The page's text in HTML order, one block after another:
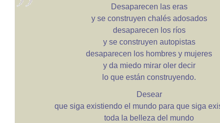
Desaparecen las eras
y se construyen chalés adosados
desaparecen los ríos
y se construyen autopistas
desaparecen los hombres y mujeres
y da miedo mirar oler decir
lo que están construyendo.
Desear
que siga existiendo el mundo para que siga
toda la belleza del mundo